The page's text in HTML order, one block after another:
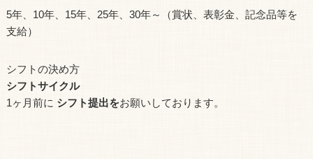
5年、10年、15年、25年、30年～（賞状、表彰金、記念品等を
支給）
シフトの決め方
シフトサイクル
1ヶ月前に シフト提出をお願いしております。